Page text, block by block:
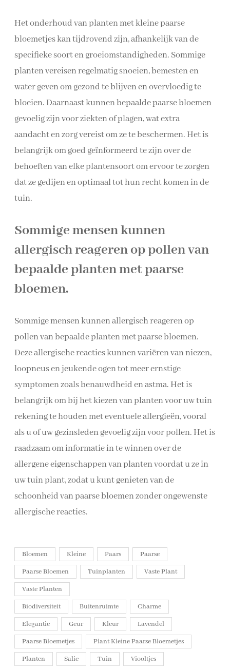
Het onderhoud van planten met kleine paarse
bloemetjes kan tijdrovend zijn, afhankelijk van de
specifieke soort en groeiomstandigheden. Sommige
planten vereisen regelmatig snoeien, bemesten en
water geven om gezond te blijven en overvloedig te
bloeien. Daarnaast kunnen bepaalde paarse bloemen
gevoelig zijn voor ziekten of plagen, wat extra
aandacht en zorg vereist om ze te beschermen. Het is
belangrijk om goed geïnformeerd te zijn over de
behoeften van elke plantensoort om ervoor te zorgen
dat ze gedijen en optimaal tot hun recht komen in de
tuin.
Sommige mensen kunnen
allergisch reageren op pollen van
bepaalde planten met paarse
bloemen.
Sommige mensen kunnen allergisch reageren op
pollen van bepaalde planten met paarse bloemen.
Deze allergische reacties kunnen variëren van niezen,
loopneus en jeukende ogen tot meer ernstige
symptomen zoals benauwdheid en astma. Het is
belangrijk om bij het kiezen van planten voor uw tuin
rekening te houden met eventuele allergieën, vooral
als u of uw gezinsleden gevoelig zijn voor pollen. Het is
raadzaam om informatie in te winnen over de
allergene eigenschappen van planten voordat u ze in
uw tuin plant, zodat u kunt genieten van de
schoonheid van paarse bloemen zonder ongewenste
allergische reacties.
Bloemen Kleine Paars
Paarse
Paarse Bloemen
Tuinplanten
Vaste Plant
Vaste Planten
Biodiversiteit
Buitenruimte
Charme
Elegantie
Geur Kleur
Lavendel
Paarse Bloemetjes
Plant Kleine Paarse Bloemetjes
Planten
Salie Tuin Viooltjes